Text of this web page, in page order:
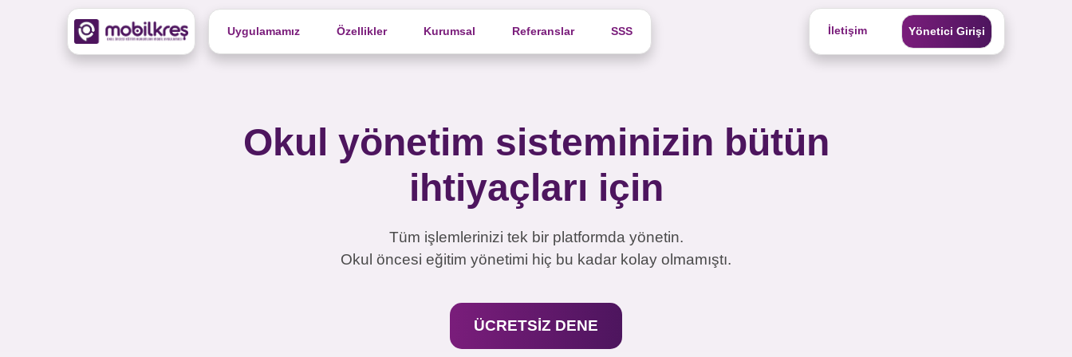
Uygulamamız Özellikler Kurumsal Referanslar SSS İletişim Yönetici Girişi
Okul yönetim sisteminizin bütün
ihtiyaçları için
Tüm işlemlerinizi tek bir platformda yönetin.
Okul öncesi eğitim yönetimi hiç bu kadar kolay olmamıştı.
ÜCRETSİZ DENE